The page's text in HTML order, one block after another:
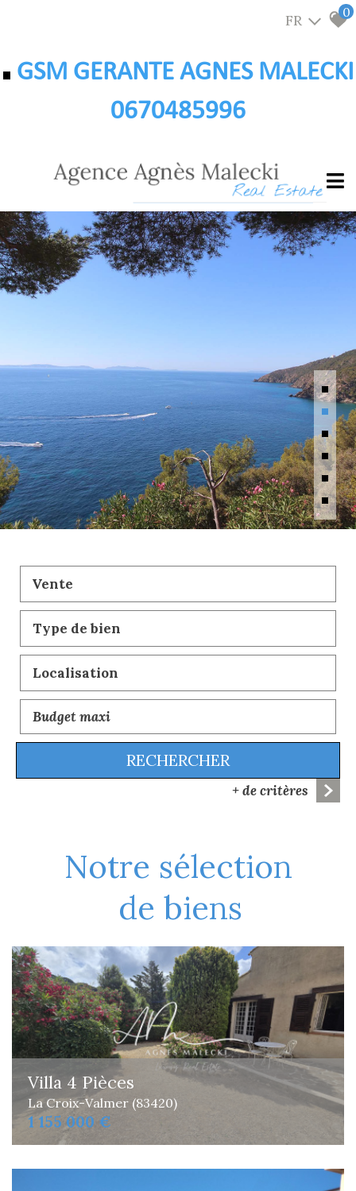
FR 0
GSM GERANTE AGNES MALECKI
0670485996
Vente
RECHERCHER
+ de critères
notre sélection
de biens
Villa 4 Pièces
La Croix-Valmer (83420)
1 155 000 €